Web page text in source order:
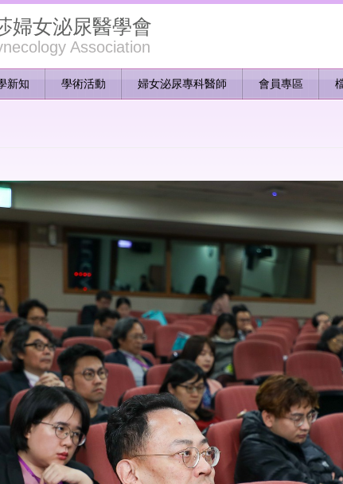
婦女泌尿醫學會
Association
新知 學術活動 婦女泌尿專科醫師 會員專區